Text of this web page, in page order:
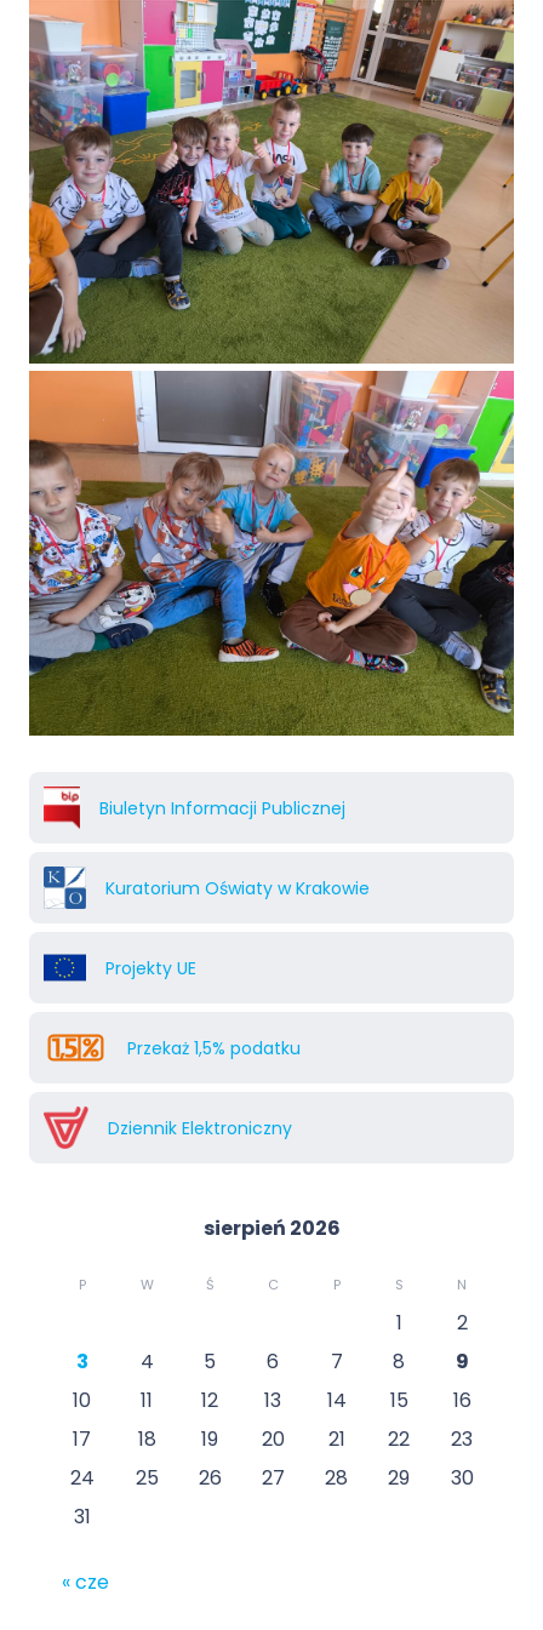
Biuletyn Informacji Publicznej
Kuratorium Oświaty w Krakowie
Projekty UE
Przekaż 1,5% podatku
Dziennik Elektroniczny
sierpień 2026
P W Ś C P S N
1
2
3
4 5 6 7 8
9
10
11 12 13 14 15
16
17
18 19 20 21 22
23
24
25 26 27 28 29
30
31
« cze